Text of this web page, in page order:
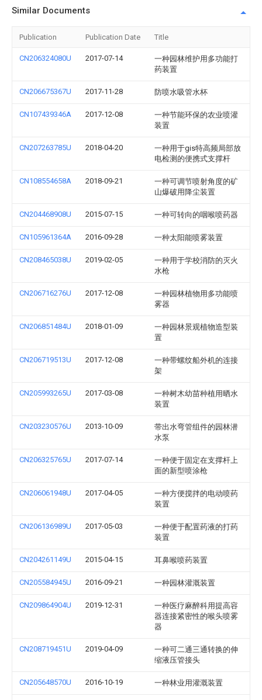
Similar Documents
Publication Publication Date Title
CN206324080U 2017-07-14
一种园林维护用多功能打
药装置
CN206675367U 2017-11-28 防喷水吸管水杯
CN107439346A 2017-12-08
一种节能环保的农业喷灌
装置
CN207263785U 2018-04-20
一种用于gis特高频局部放
电检测的便携式支撑杆
CN108554658A 2018-09-21
一种可调节喷射角度的矿
山爆破用降尘装置
CN204468908U 2015-07-15 一种可转向的咽喉喷药器
CN105961364A 2016-09-28 一种太阳能喷雾装置
CN208465038U 2019-02-05
一种用于学校消防的灭火
水枪
CN206716276U 2017-12-08
一种园林植物用多功能喷
雾器
CN206851484U 2018-01-09
一种园林景观植物造型装
置
CN206719513U 2017-12-08
一种带螺纹船外机的连接
架
CN205993265U 2017-03-08
一种树木幼苗种植用晒水
装置
CN203230576U 2013-10-09
带出水弯管组件的园林潜
水泵
CN206325765U 2017-07-14
一种便于固定在支撑杆上
面的新型喷涂枪
CN206061948U 2017-04-05
一种方便搅拌的电动喷药
装置
CN206136989U 2017-05-03
一种便于配置药液的打药
装置
CN204261149U 2015-04-15 耳鼻喉喷药装置
CN205584945U 2016-09-21 一种园林灌溉装置
CN209864904U 2019-12-31
一种医疗麻醉科用提高容
器连接紧密性的喉头喷雾
器
CN208719451U 2019-04-09
一种可二通三通转换的伸
缩液压管接头
CN205648570U 2016-10-19 一种林业用灌溉装置